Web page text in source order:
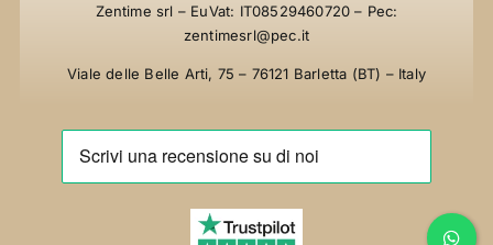
Zentime srl – EuVat: IT08529460720 – Pec:
zentimesrl@pec.it
Viale delle Belle Arti, 75 – 76121 Barletta (BT) – Italy